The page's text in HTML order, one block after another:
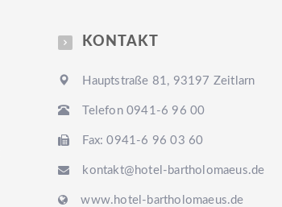
KONTAKT
Hauptstraße 81, 93197 Zeitlarn
Telefon 0941-6 96 00
Fax: 0941-6 96 03 60
kontakt@hotel-bartholomaeus.de
www.hotel-bartholomaeus.de